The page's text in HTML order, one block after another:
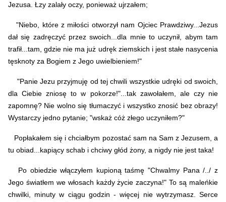
Jezusa. Łzy zalały oczy, ponieważ ujrzałem;
"Niebo, które z miłości otworzył nam Ojciec Prawdziwy...Jezus
dał się zadręczyć przez swoich...dla mnie to uczynił, abym tam
trafił...tam, gdzie nie ma już udręk ziemskich i jest stałe nasycenia
tęsknoty za Bogiem z Jego uwielbieniem!"
"Panie Jezu przyjmuję od tej chwili wszystkie udręki od swoich,
dla Ciebie zniosę to w pokorze!"...tak zawołałem, ale czy nie
zapomnę? Nie wolno się tłumaczyć i wszystko znosić bez obrazy!
Wystarczy jedno pytanie; "wskaż cóż złego uczyniłem?"
Popłakałem się i chciałbym pozostać sam na Sam z Jezusem, a
tu obiad...kapiący schab i chciwy głód żony, a nigdy nie jest taka!
Po obiedzie włączyłem kupioną taśmę "Chwalmy Pana /../ z
Jego światłem we włosach każdy życie zaczyna!" To są maleńkie
chwilki, minuty w ciągu godzin - więcej nie wytrzymasz. Serce